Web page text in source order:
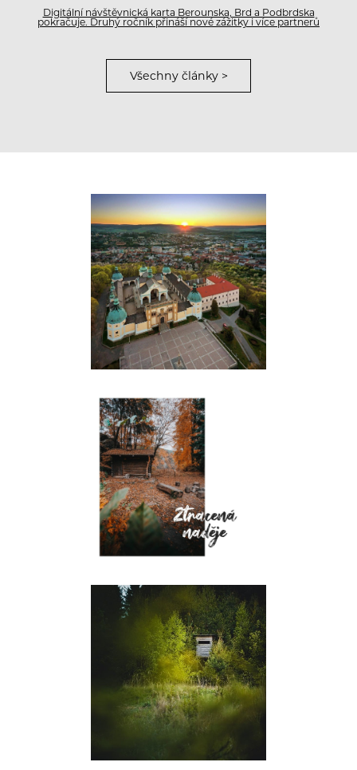
Digitální návštěvnická karta Berounska, Brd a Podbrdska
pokračuje. Druhý ročník přináší nové zážitky i více partnerů
Všechny články >